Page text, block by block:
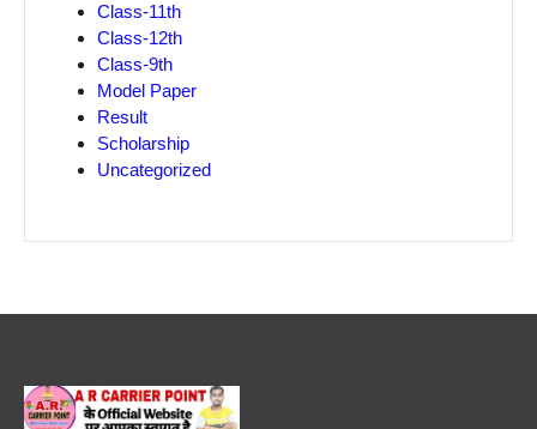
Class-11th
Class-12th
Class-9th
Model Paper
Result
Scholarship
Uncategorized